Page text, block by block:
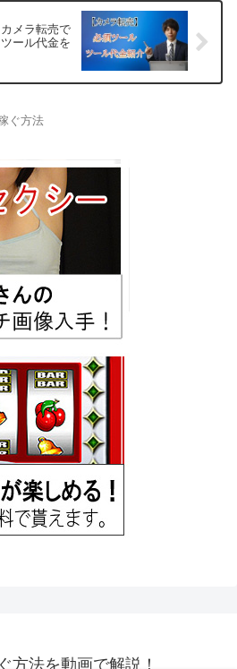
メラ転売で
ール代金を
ぐ方法
方法を動画で解説！